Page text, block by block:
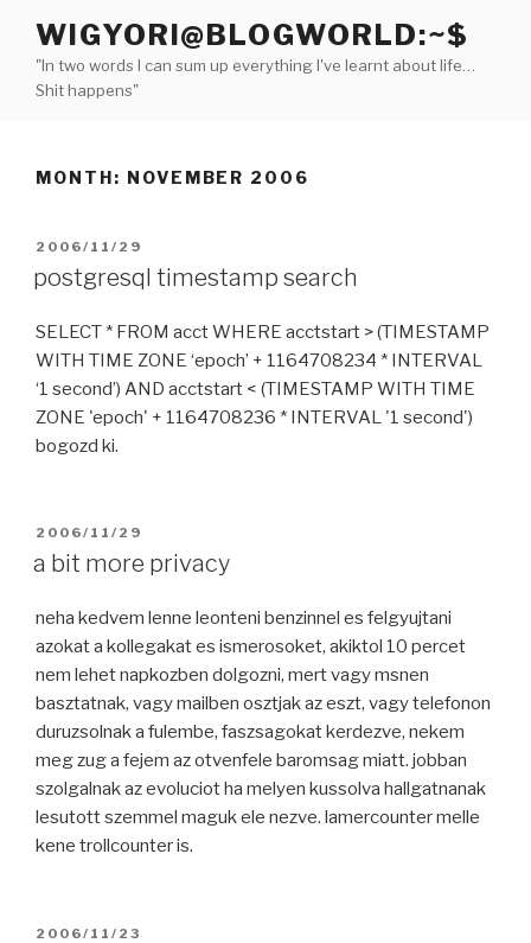
content
WIGYORI@BLOGWORLD:~$
"In two words I can sum up everything I've learnt about life…
Shit happens"
MONTH: NOVEMBER 2006
POSTED
2006/11/29
postgresql timestamp search
SELECT * FROM acct WHERE acctstart > (TIMESTAMP
WITH TIME ZONE ‘epoch’ + 1164708234 * INTERVAL
‘1 second’) AND acctstart < (TIMESTAMP WITH TIME
ZONE 'epoch' + 1164708236 * INTERVAL '1 second')
bogozd ki.
POSTED
ON
2006/11/29
a bit more privacy
neha kedvem lenne leonteni benzinnel es felgyujtani
azokat a kollegakat es ismerosoket, akiktol 10 percet
nem lehet napkozben dolgozni, mert vagy msnen
basztatnak, vagy mailben osztjak az eszt, vagy telefonon
duruzsolnak a fulembe, faszsagokat kerdezve, nekem
meg zug a fejem az otvenfele baromsag miatt. jobban
szolgalnak az evoluciot ha melyen kussolva hallgatnanak
lesutott szemmel maguk ele nezve. lamercounter melle
kene trollcounter is.
POSTED
2006/11/23